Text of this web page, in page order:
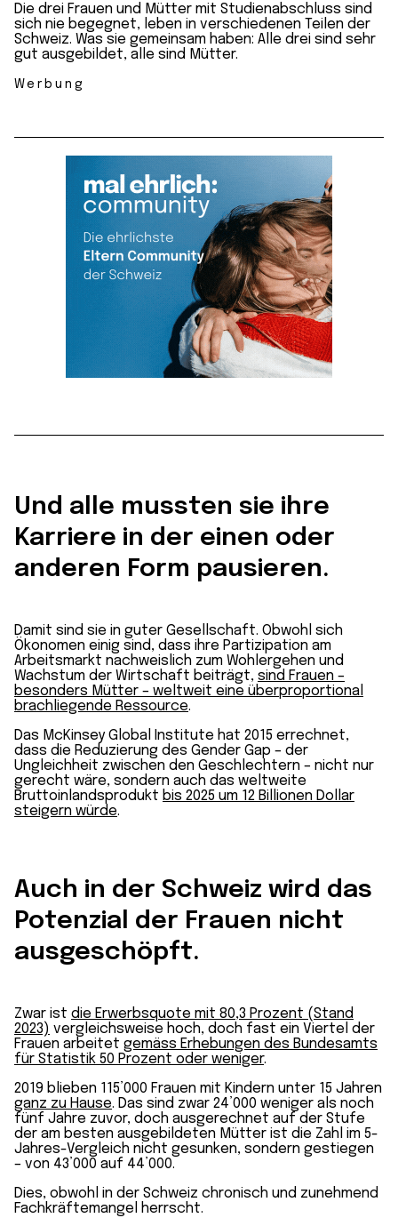
Die drei Frauen und Mütter mit Studienabschluss sind
sich nie begegnet, leben in verschiedenen Teilen der
Schweiz. Was sie gemeinsam haben: Alle drei sind sehr
gut ausgebildet, alle sind Mütter.
Werbung
Und alle mussten sie ihre
Karriere in der einen oder
anderen Form pausieren.
Damit sind sie in guter Gesellschaft. Obwohl sich
Ökonomen einig sind, dass ihre Partizipation am
Arbeits­markt nachweislich zum Wohl­ergehen und
Wachstum der Wirtschaft beiträgt, sind Frauen –
besonders Mütter – weltweit eine überproportional
brach­liegende Ressource.
Das McKinsey Global Institute hat 2015 errechnet,
dass die Reduzierung des Gender Gap – der
Ungleichheit zwischen den Geschlechtern – nicht nur
gerecht wäre, sondern auch das weltweite
Bruttoinlandsprodukt bis 2025 um 12 Billionen Dollar
steigern würde.
Auch in der Schweiz wird das
Potenzial der Frauen nicht
ausgeschöpft.
Zwar ist die Erwerbs­quote mit 80,3 Prozent (Stand
2023) vergleichs­weise hoch, doch fast ein Viertel der
Frauen arbeitet gemäss Erhebungen des Bundesamts
für Statistik 50 Prozent oder weniger.
2019 blieben 115’000 Frauen mit Kindern unter 15 Jahren
ganz zu Hause. Das sind zwar 24’000 weniger als noch
fünf Jahre zuvor, doch ausgerechnet auf der Stufe
der am besten ausgebildeten Mütter ist die Zahl im 5-
Jahres-Vergleich nicht gesunken, sondern gestiegen
– von 43’000 auf 44’000.
Dies, obwohl in der Schweiz chronisch und zunehmend
Fachkräfte­mangel herrscht.